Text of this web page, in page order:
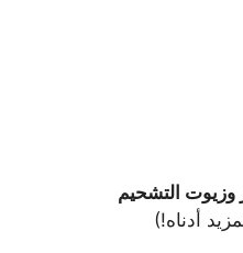
وزيوت التشحيم
أدناه!)